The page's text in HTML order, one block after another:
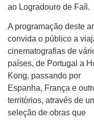
ao Logradouro de Faíl.
A programação deste
convida o público a
cinematografias de
países, de Portugal a
Kong, passando por
Espanha, França e
territórios, através de
seleção de obras que